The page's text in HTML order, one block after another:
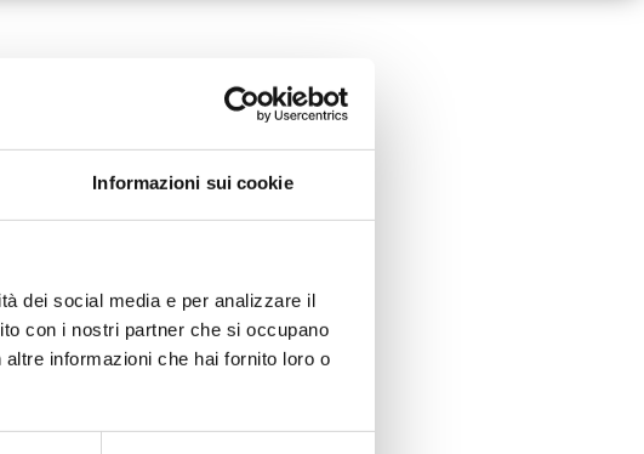
Informazioni sui cookie
dei social media e per analizzare il
con i nostri partner che si occupano
informazioni che hai fornito loro o
adeguato l'alimentazione e
fase così importante e
ridurre l'insorgenza di